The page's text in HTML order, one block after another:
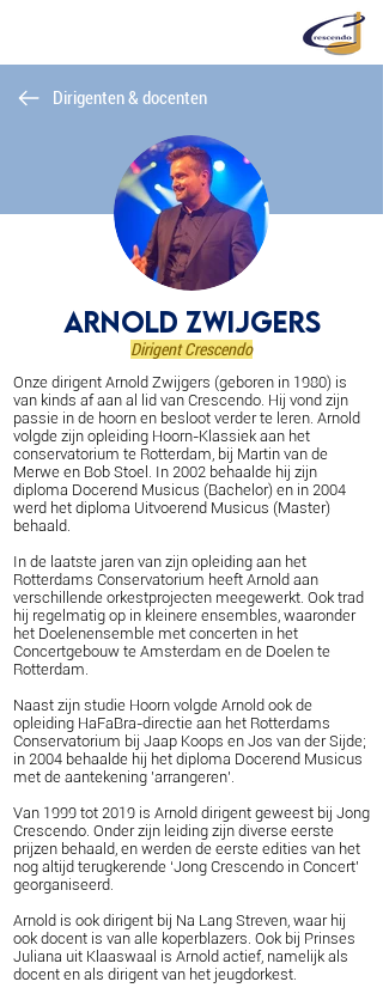
Dirigenten & docenten
Arnold Zwijgers
Dirigent Crescendo
Onze dirigent Arnold Zwijgers (geboren in 1980) is
van kinds af aan al lid van Crescendo. Hij vond zijn
passie in de hoorn en besloot verder te leren. Arnold
volgde zijn opleiding Hoorn-Klassiek aan het
conservatorium te Rotterdam, bij Martin van de
Merwe en Bob Stoel. In 2002 behaalde hij zijn
diploma Docerend Musicus (Bachelor) en in 2004
werd het diploma Uitvoerend Musicus (Master)
behaald.
In de laatste jaren van zijn opleiding aan het
Rotterdams Conservatorium heeft Arnold aan
verschillende orkestprojecten meegewerkt. Ook trad
hij regelmatig op in kleinere ensembles, waaronder
het Doelenensemble met concerten in het
Concertgebouw te Amsterdam en de Doelen te
Rotterdam.
Naast zijn studie Hoorn volgde Arnold ook de
opleiding HaFaBra-directie aan het Rotterdams
Conservatorium bij Jaap Koops en Jos van der Sijde;
in 2004 behaalde hij het diploma Docerend Musicus
met de aantekening 'arrangeren'.
Van 1999 tot 2019 is Arnold dirigent geweest bij Jong
Crescendo. Onder zijn leiding zijn diverse eerste
prijzen behaald, en werden de eerste edities van het
nog altijd terugkerende ‘Jong Crescendo in Concert’
georganiseerd.
Arnold is ook dirigent bij Na Lang Streven, waar hij
ook docent is van alle koperblazers. Ook bij Prinses
Juliana uit Klaaswaal is Arnold actief, namelijk als
docent en als dirigent van het jeugdorkest.